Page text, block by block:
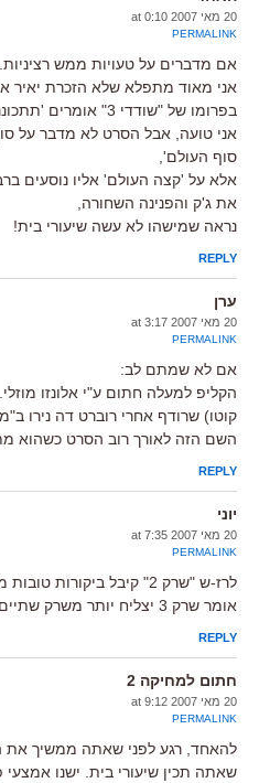
20 מאי 2007 at 0:10
PERMALINK
אם מדברים על טעויות ממש רציניות.
אני מאוד מתפלא שלא הזכרת יאיר
בפרומו של "שודדי 3"
אני טועה, אבל הסרט לא מדבר על
סוף העולם',
אלא על 'קצה העולם' אליו נוסעים
את ג'ק והפנינה השחורה,
נראה שמישהו לא עשה שיעורי בית!
REPLY
ערן
20 מאי 2007 at 3:17
PERMALINK
אם לא שמתם לב:
קוטו) שרודף אחרי רוברט דה נירו
השם הזה לאורך רוב הסרט כשהוא
REPLY
יוני
20 מאי 2007 at 7:35
PERMALINK
לרז-ש "שרק 2" קיבל
אומר שרק 3 יצליח יותר משרק שתיים לא פחות.
REPLY
חתום למחיקה 2
20 מאי 2007 at 9:12
PERMALINK
להאחד, רגע לפני שאתה ממשיך את
שאתה תכין שיעורי בית. ישנו אמצעי